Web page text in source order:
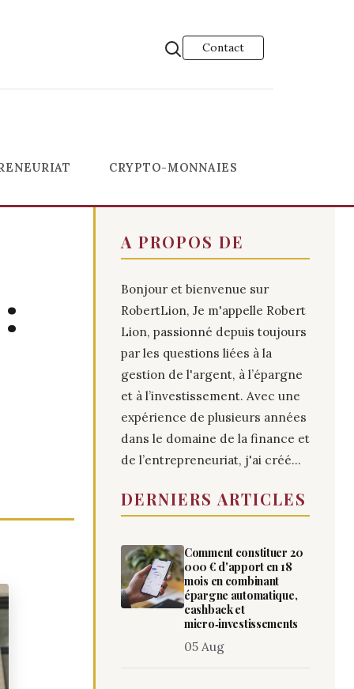
Contact
CRYPTO-MONNAIES
A PROPOS DE
Bonjour et bienvenue sur
RobertLion, Je m'appelle Robert
Lion, passionné depuis toujours
par les questions liées à la
gestion de l'argent, à l’épargne
et à l’investissement. Avec une
expérience de plusieurs années
dans le domaine de la finance et
de l’entrepreneuriat, j'ai créé...
DERNIERS ARTICLES
Comment constituer 20
000 € d'apport en 18
mois en combinant
épargne automatique,
cashback et
micro‑investissements
05 Aug